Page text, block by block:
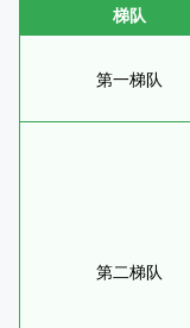
梯队
第一梯队
第二梯队